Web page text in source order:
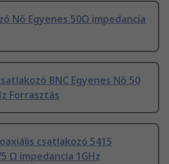
Nő Egyenes 50Ω impedancia
BNC Egyenes Nő 50
Forrasztás
csatlakozó 5415
Ω impedancia 1GHz